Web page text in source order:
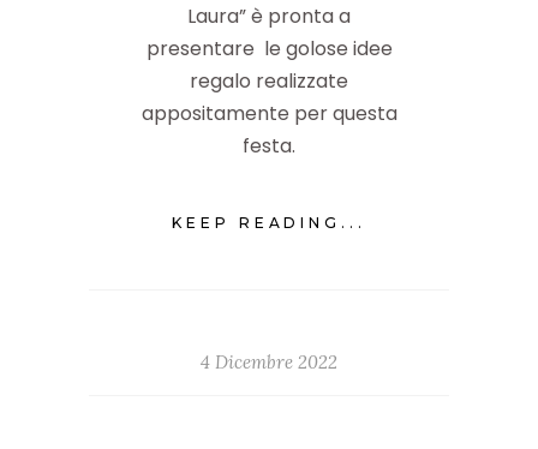
Laura” è pronta a
presentare le golose idee
regalo realizzate
appositamente per questa
festa.
KEEP READING...
4 Dicembre 2022